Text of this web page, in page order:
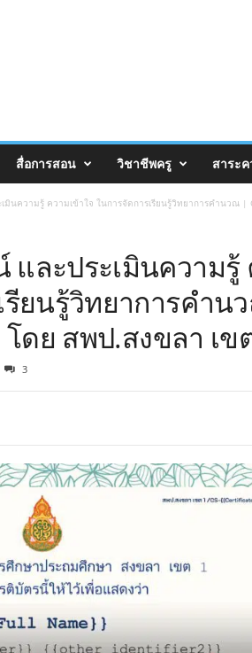
สื่อการสอน วิชาชีพครู สาระ
มินความรู้ ความเข้าใจ ในการจัดการเรียนรู้วิทยาการคำนวณ |
ละประเมินความรู้
รียนรู้วิทยาการคำน
ดย สพป.สงขลา เข
3